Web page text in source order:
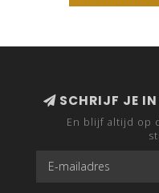
SCHRIJF JE IN
En blijf altijd op